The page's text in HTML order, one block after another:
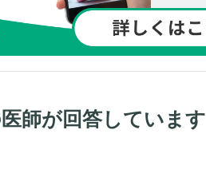
師が回答しています